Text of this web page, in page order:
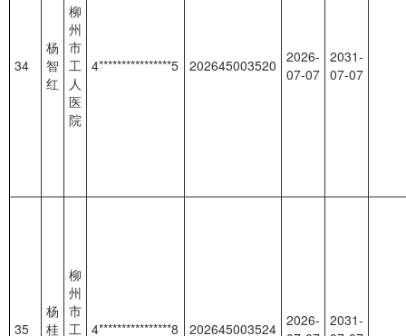
34
杨
智
红
柳
州
市
工
人
医
院
4****************5 202645003520 2026-
07-07
2031-
07-07
35
杨
桂
柳
州
市
工 4****************8 202645003524 2026- 2031-